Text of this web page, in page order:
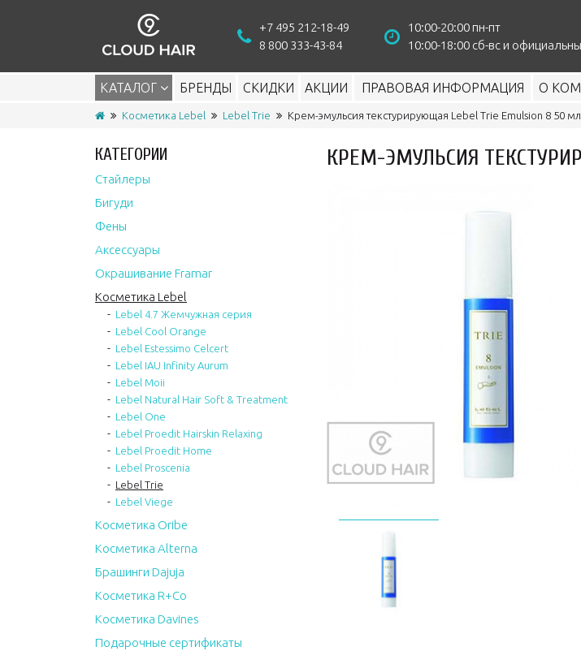
+7 495 212-18-49
8 800 333-43-84
10:00-20:00 пн-пт
10:00-18:00 сб-вс и
КАТАЛОГ БРЕНДЫ СКИДКИ АКЦИИ ПРАВОВАЯ ИНФОРМАЦИЯ О
Косметика Lebel Lebel Trie Крем-эмульсия текстурирующая Lebel Trie Emulsion 8 50
КАТЕГОРИИ
Стайлеры
Бигуди
Фены
Аксессуары
Окрашивание Framar
Косметика Lebel
Lebel 4.7 Жемчужная серия
Lebel Cool Orange
Lebel Estessimo Celcert
Lebel IAU Infinity Aurum
Lebel Moii
Lebel Natural Hair Soft & Treatment
Lebel One
Lebel Proedit Hairskin Relaxing
Lebel Proedit Home
Lebel Proscenia
Lebel Trie
Lebel Viege
Косметика Oribe
Косметика Alterna
Брашинги Dajuja
Косметика R+Co
Косметика Davines
Подарочные сертификаты
КРЕМ-ЭМУЛЬСИЯ